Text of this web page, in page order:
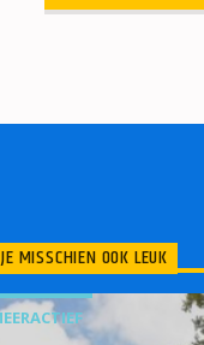
MISSCHIEN OOK LEUK